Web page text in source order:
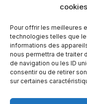
cookies
Pour offrir les meilleures
technologies telles que
informations des
nous permettra de traiter
de navigation ou les ID
consentir ou de retirer
sur certaines
section
←Leçon